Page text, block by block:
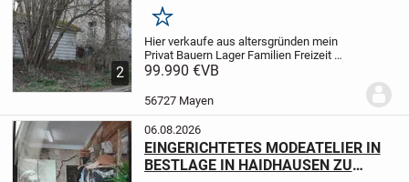
2
Merken
Hier verkaufe aus altersgründen mein
Privat Bauern Lager Familien Freizeit
Ferien Haus mit Garten+Campen
möglich,rundum Grundstück 205
qm+mehr möglich,Haus 100qm,9...
99.990 €VB
56727 Mayen
06.08.2026
EINGERICHTETES MODEATELIER IN
BESTLAGE IN HAIDHAUSEN ZU